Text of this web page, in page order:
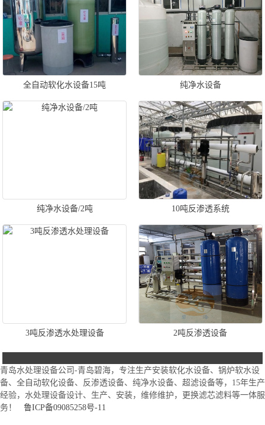
全自动软化水设备15吨 纯净水设备
纯净水设备/2吨 10吨反渗透系统
3吨反渗透水处理设备 2吨反渗透设备
青岛水处理设备公司-青岛碧海，专注生产安装软化水设备、锅炉软水设
备、全自动软化设备、反渗透设备、纯净水设备、超滤设备等，15年生产
经验，水处理设备设计、生产、安装，维修维护，更换滤芯滤料等一体服
务！ 鲁ICP备09085258号-11